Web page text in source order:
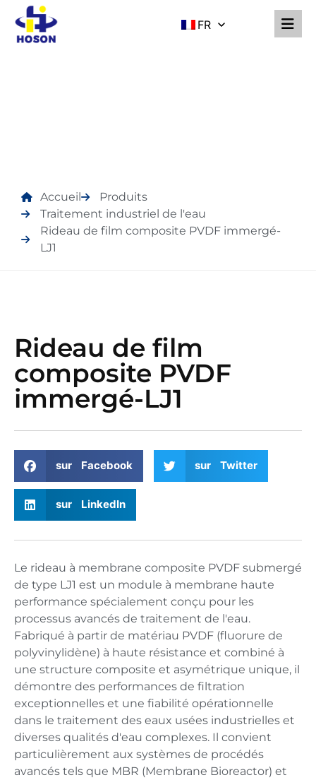
FR
Accueil
Produits
Traitement industriel de l'eau
Rideau de film composite PVDF immergé-
LJ1
Rideau de film
composite PVDF
immergé-LJ1
sur Facebook sur Twitter
sur LinkedIn
Le rideau à membrane composite PVDF submergé
de type LJ1 est un module à membrane haute
performance spécialement conçu pour les
processus avancés de traitement de l'eau.
Fabriqué à partir de matériau PVDF (fluorure de
polyvinylidène) à haute résistance et combiné à
une structure composite et asymétrique unique, il
démontre des performances de filtration
exceptionnelles et une fiabilité opérationnelle
dans le traitement des eaux usées industrielles et
diverses qualités d'eau complexes. Il convient
particulièrement aux systèmes de procédés
avancés tels que MBR (Membrane Bioreactor) et